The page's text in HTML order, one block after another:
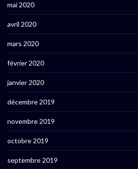
mai 2020
avril 2020
mars 2020
février 2020
janvier 2020
décembre 2019
novembre 2019
octobre 2019
septembre 2019